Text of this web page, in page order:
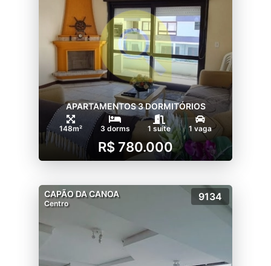
APARTAMENTOS 3 DORMITÓRIOS
148m² 3 dorms 1 suíte 1 vaga
R$ 780.000
CAPÃO DA CANOA
Centro
9134